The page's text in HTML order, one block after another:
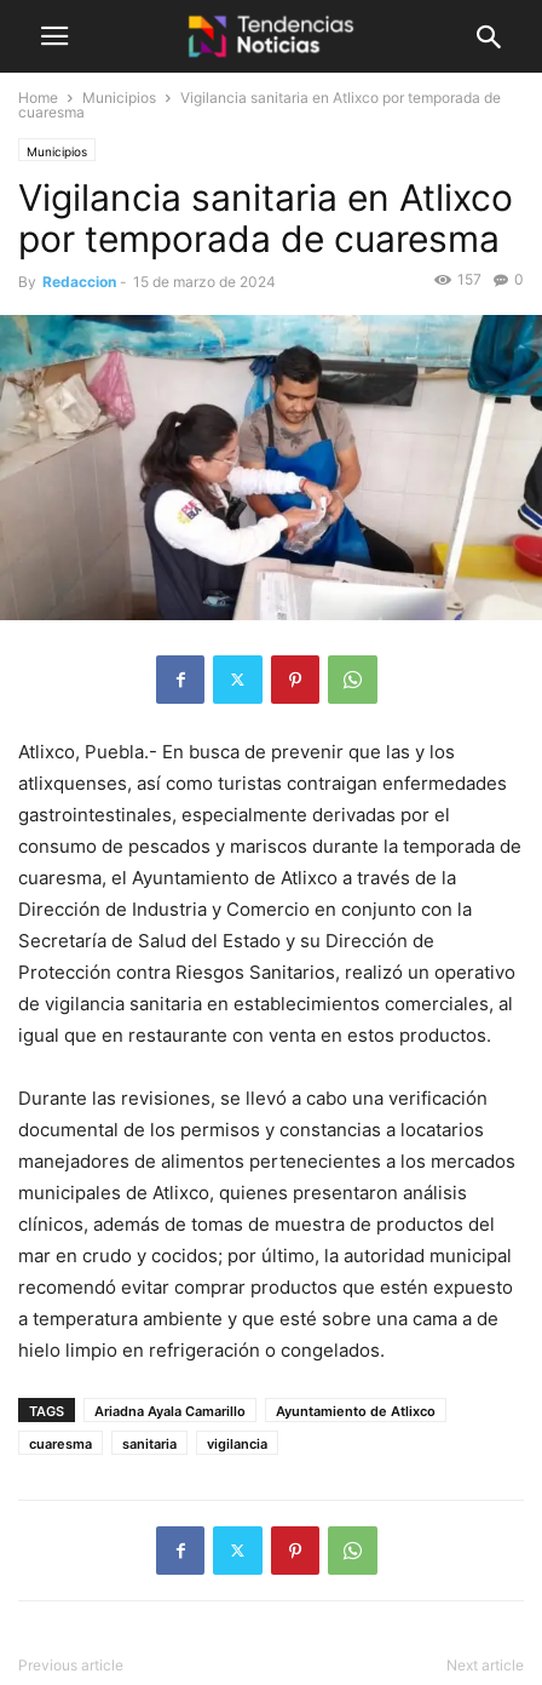
Home Municipios
Vigilancia sanitaria en Atlixco por temporada de
cuaresma
Municipios
Vigilancia sanitaria en Atlixco
por temporada de cuaresma
By Redaccion - 15 de marzo de 2024 0
157
Atlixco, Puebla.- En busca de prevenir que las y los
atlixquenses, así como turistas contraigan enfermedades
gastrointestinales, especialmente derivadas por el
consumo de pescados y mariscos durante la temporada de
cuaresma, el Ayuntamiento de Atlixco a través de la
Dirección de Industria y Comercio en conjunto con la
Secretaría de Salud del Estado y su Dirección de
Protección contra Riesgos Sanitarios, realizó un operativo
de vigilancia sanitaria en establecimientos comerciales, al
igual que en restaurante con venta en estos productos.
Durante las revisiones, se llevó a cabo una verificación
documental de los permisos y constancias a locatarios
manejadores de alimentos pertenecientes a los mercados
municipales de Atlixco, quienes presentaron análisis
clínicos, además de tomas de muestra de productos del
mar en crudo y cocidos; por último, la autoridad municipal
recomendó evitar comprar productos que estén expuesto
a temperatura ambiente y que esté sobre una cama a de
hielo limpio en refrigeración o congelados.
TAGS Ariadna Ayala Camarillo
Ayuntamiento de Atlixco
cuaresma
sanitaria vigilancia
Previous article Next article